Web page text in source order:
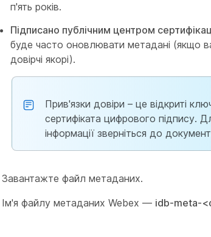
п'ять років.
Підписано публічним центром
буде часто оновлювати метадані (якщо
довірчі якорі).
Прив'язки довіри – це відкриті
сертифіката цифрового підпису.
інформації зверніться до
Завантажте файл метаданих.
Ім'я файлу метаданих Webex — idb-meta-